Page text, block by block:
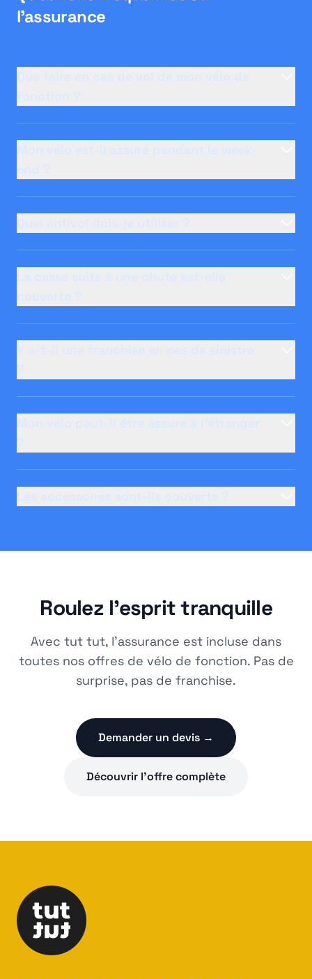
l'assurance
Roulez l'esprit tranquille
Avec tut tut, l'assurance est incluse dans
toutes nos offres de vélo de fonction. Pas de
surprise, pas de franchise.
Demander un devis →
Découvrir l'offre complète